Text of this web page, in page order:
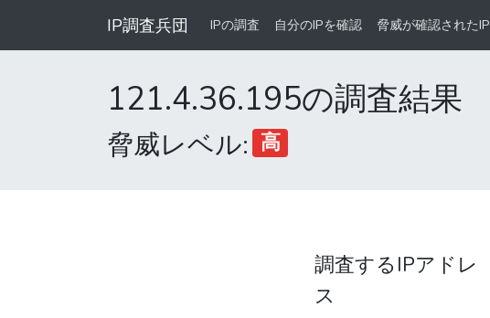
IP調査兵団 IPの調査 自分のIPを確認 脅威が確認されたIP
121.4.36.195の調査結果
脅威レベル: 高
調査するIPアドレ
ス